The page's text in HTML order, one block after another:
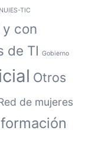
TIC
con
de TI Gobierno
Otros
de mujeres